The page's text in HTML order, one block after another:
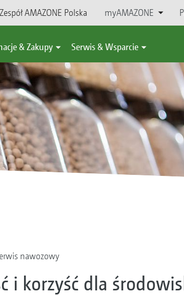
Zespół AMAZONE Polska myAMAZONE
& Zakupy Serwis & Wsparcie
nawozowy
i korzyść dla